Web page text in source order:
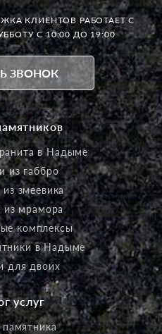
КЛИЕНТОВ РАБОТАЕТС
С 10:00 ДО 19:00
ЗВОНОК
в Надыме
из габбро
змеевика
из мрамора
комплексы
в Надыме
для двоих
услуг